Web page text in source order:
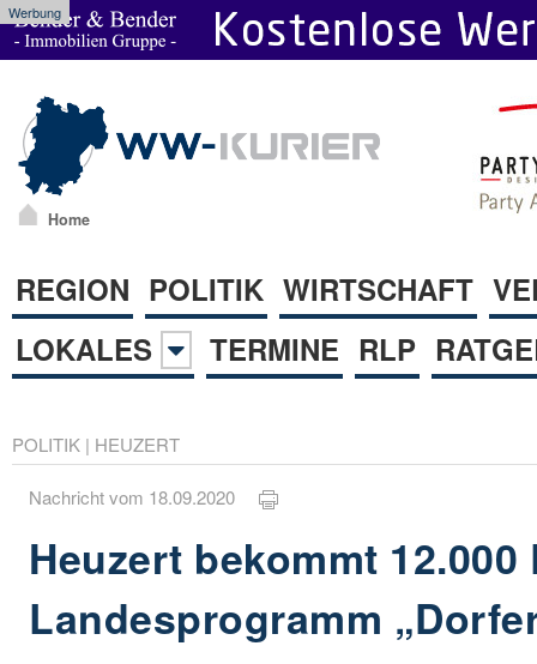
Werbung
Home
REGION POLITIK WIRTSCHAFT
LOKALES
TERMINE RLP
POLITIK | HEUZERT
Nachricht vom 18.09.2020
Heuzert bekommt
Landesprogramm